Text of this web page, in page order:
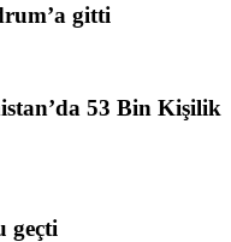
gitti
53 Bin Kişilik
geçti